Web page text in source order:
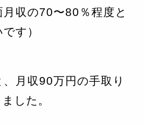
月収の70〜80％程度と
す）
月収90万円の手取り
した。